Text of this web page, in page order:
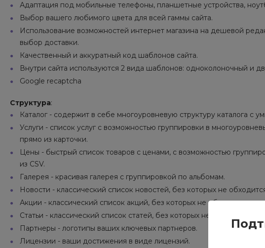
Адаптация под мобильные телефоны, планшетные устройства,
Выбор вашего любимого цвета для всей гаммы сайта.
Использование возможностей интернет магазина на дешевой
выбор доставки.
Качественный и аккуратный код шаблонов сайта.
Внутри сайта используются 2 вида шаблонов: одноколоночный и
Google recaptcha
Структура:
Каталог - содержит в себе многоуровневую структуру каталога с
Услуги - список услуг с возможностью группировки в
прямо из карточки.
Цены - быстрый список товаров с ценами, с возможностью
из CSV.
Галерея - красивая галерея с группировкой по альбомам.
Новости - классический список новостей, без которых не
Акции - классический список акций, без которых не обходится ни
Статьи - классический список статей, без которых не обходится ни
Партнеры - логотипы ваших ключевых партнеров.
Лицензии - ваши достижения в виде лицензий.